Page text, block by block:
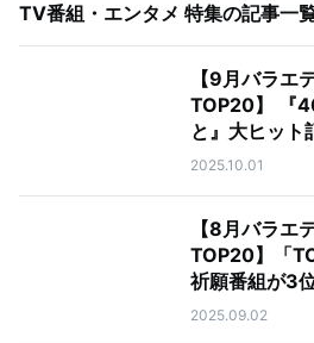
TV番組・エンタメ 特集の記事一
【9月バラエ
TOP20】 『
と』大ヒット
2025.10.01
【8月バラエ
TOP20】「
祈願番組が3
2025.09.02